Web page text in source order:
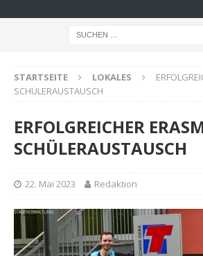
STARTSEITE LOKALES
SCHÜLERAUSTAUSCH
ERFOLGREICHER
SCHÜLERAUSTAUSCH
22. Mai 2023 Redaktion